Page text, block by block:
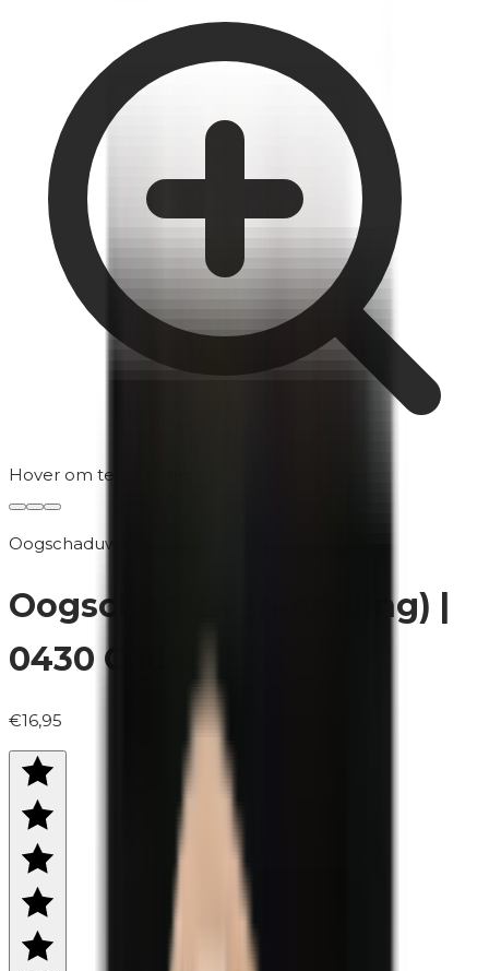
Hover om te zoomen
Oogschaduws
Oogschaduw (navulling) |
0430 Cacao
€16,95